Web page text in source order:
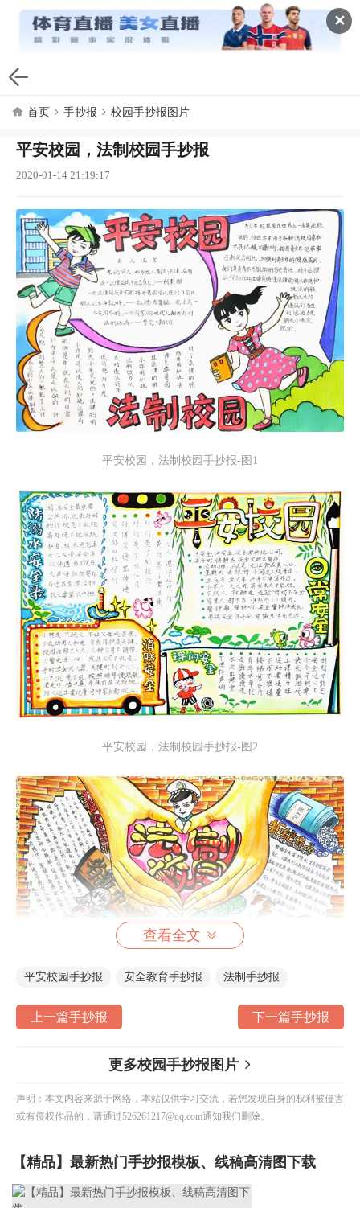
✕
首页 手抄报 校园手抄报图片
平安校园，法制校园手抄报
2020-01-14 21:19:17
平安校园，法制校园手抄报-图1
平安校园，法制校园手抄报-图2
查看全文
平安校园手抄报 安全教育手抄报 法制手抄报
上一篇手抄报 下一篇手抄报
更多校园手抄报图片
声明：本文内容来源于网络，本站仅供学习交流，若您发现自身的权利被侵害
或有侵权作品的，请通过526261217@qq.com通知我们删除。
【精品】最新热门手抄报模板、线稿高清图下载